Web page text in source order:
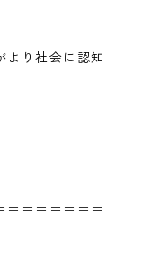
より社会に認知
＝＝＝＝＝＝＝